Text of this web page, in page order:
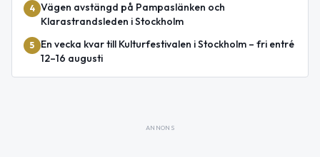
4 Vägen avstängd på Pampaslänken och
Klarastrandsleden i Stockholm
5
En vecka kvar till Kulturfestivalen i Stockholm – fri entré
12–16 augusti
ANNONS